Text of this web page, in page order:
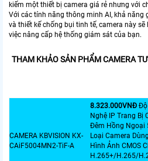
kiếm một thiết bị camera giá rẻ nhưng với
Với các tính năng thông minh AI, khả năng
và thiết kế chống bụi tinh tế, camera này
việc nâng cấp hệ thống giám sát của bạn.
THAM KHẢO SẢN PHẨM CAMERA
CAMERA KBVISION KX-
CAiF5004MN2-TiF-A
8.323.000VNÐ Độ
Nghệ IP Trang Bị
Đêm Hồng Ngoại
Loại Camera
Hình Ảnh CMOS
H.265+/H.265/